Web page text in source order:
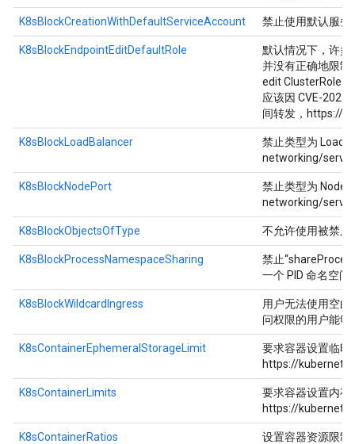
K8sBlockCreationWithDefaultServiceAccount 禁止使用默认服务
K8sBlockEndpointEditDefaultRole
默认情况下，许
并没有正确地限
edit ClusterRole
应该因 CVE-
间转发，https://
K8sBlockLoadBalancer
禁止类型为
networking/
K8sBlockNodePort
禁止类型为
networking/
K8sBlockObjectsOfType 不允许使用被禁止
K8sBlockProcessNamespaceSharing
禁止
一个 PID 命名空
K8sBlockWildcardIngress
用户无法使用空
问权限的用户能
K8sContainerEphemeralStorageLimit
要求容器设置临时
https://
K8sContainerLimits
要求容器设置内存
https://
K8sContainerRatios
设置容器资源限制